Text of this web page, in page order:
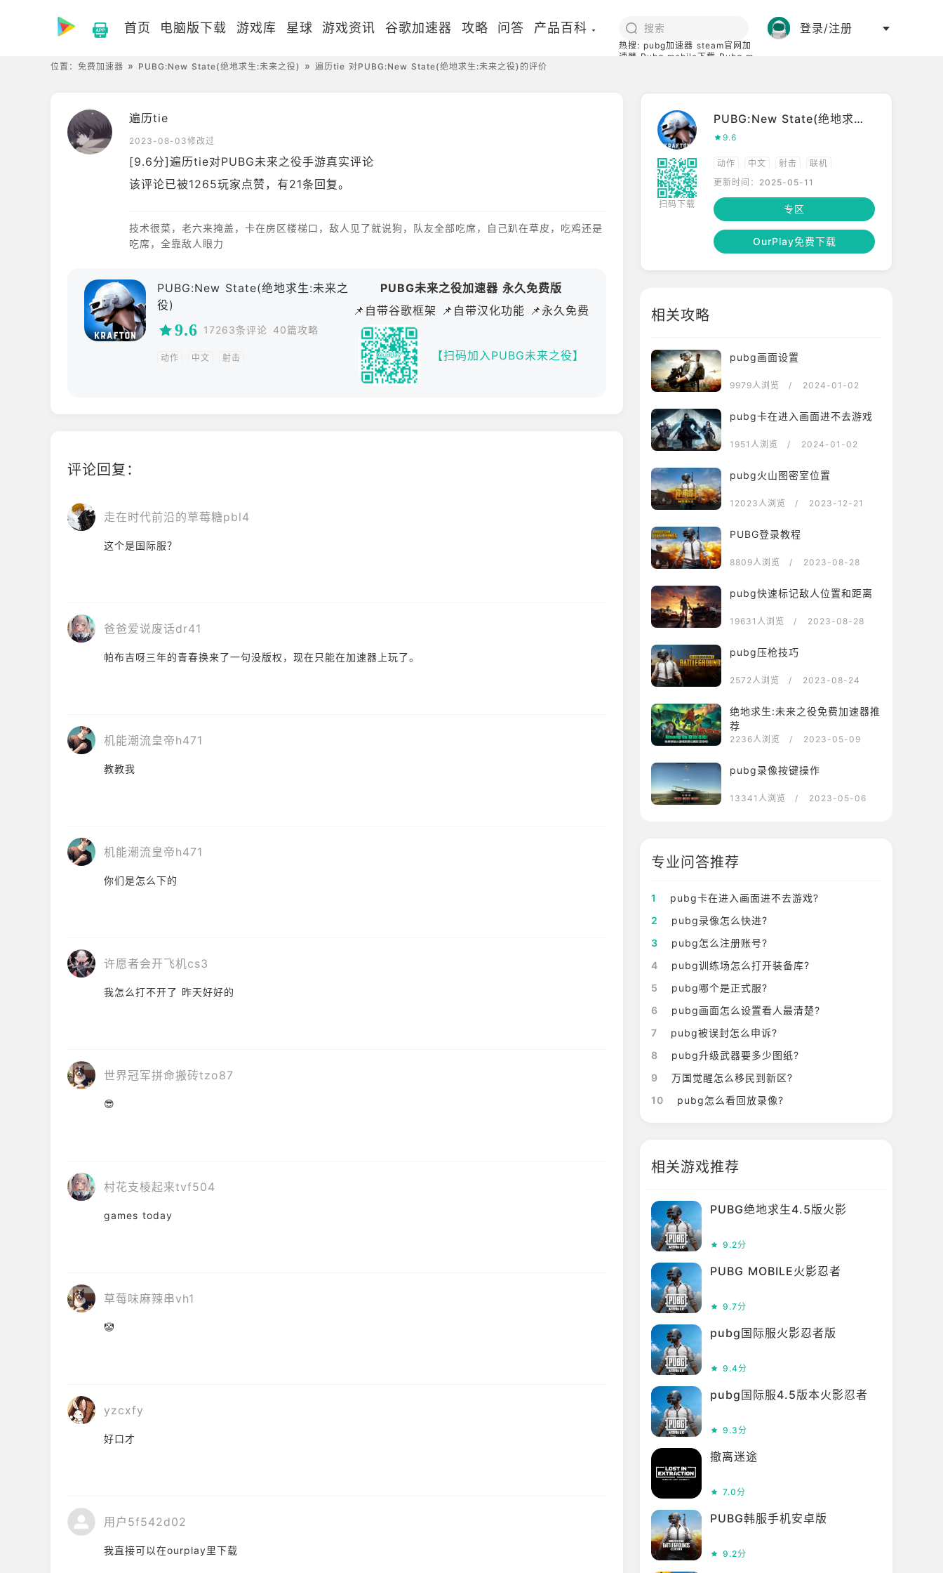
首页 电脑版下载 游戏库 星球 游戏资讯 谷歌加速器 攻略 问答 产品百科
热搜: pubg加速器 steam官网加
速器 Pubg mobile下载 Pubg m
登录/注册
位置： 免费加速器 PUBG:New State(绝地求生:未来之役) 遍历tie 对PUBG:New State(绝地求生:未来之役)的评价
遍历tie
2023-08-03修改过
[9.6分]遍历tie对PUBG未来之役手游真实评论
该评论已被1265玩家点赞，有21条回复。
技术很菜，老六来掩盖，卡在房区楼梯口，敌人见了就说狗，队友全部吃席，自己趴在草皮，吃鸡还是
吃席，全靠敌人眼力
PUBG:New State(绝地求生:未来之
役)
9.6 17263条评论 40篇攻略
动作 中文 射击
PUBG未来之役加速器 永久免费版
📌自带谷歌框架 📌自带汉化功能 📌永久免费
【扫码加入PUBG未来之役】
评论回复：
走在时代前沿的草莓糖pbl4
这个是国际服？
爸爸爱说废话dr41
帕布吉呀三年的青春换来了一句没版权，现在只能在加速器上玩了。
机能潮流皇帝h471
教教我
机能潮流皇帝h471
你们是怎么下的
许愿者会开飞机cs3
我怎么打不开了 昨天好好的
世界冠军拼命搬砖tzo87
😎
村花支棱起来tvf504
games today
草莓味麻辣串vh1
🤡
yzcxfy
好口才
用户5f542d02
我直接可以在ourplay里下载
扫码下载
PUBG:New State(绝地求生:未来之役)
9.6
动作 中文 射击 联机
更新时间：2025-05-11
专区
OurPlay免费下载
相关攻略
pubg画面设置
9979人浏览 / 2024-01-02
pubg卡在进入画面进不去游戏
1951人浏览 / 2024-01-02
pubg火山图密室位置
12023人浏览 / 2023-12-21
PUBG登录教程
8809人浏览 / 2023-08-28
pubg快速标记敌人位置和距离
19631人浏览 / 2023-08-28
pubg压枪技巧
2572人浏览 / 2023-08-24
绝地求生:未来之役免费加速器推
荐
2236人浏览 / 2023-05-09
pubg录像按键操作
13341人浏览 / 2023-05-06
专业问答推荐
1
pubg卡在进入画面进不去游戏?
2
pubg录像怎么快进?
3
pubg怎么注册账号?
4
pubg训练场怎么打开装备库?
5
pubg哪个是正式服?
6
pubg画面怎么设置看人最清楚?
7
pubg被误封怎么申诉?
8
pubg升级武器要多少图纸?
9
万国觉醒怎么移民到新区?
10
pubg怎么看回放录像?
相关游戏推荐
PUBG绝地求生4.5版火影
9.2分
PUBG MOBILE火影忍者
9.7分
pubg国际服火影忍者版
9.4分
pubg国际服4.5版本火影忍者
9.3分
撤离迷途
7.0分
PUBG韩服手机安卓版
9.2分